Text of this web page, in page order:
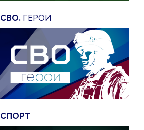
СВО. ГЕРОИ
СПОРТ